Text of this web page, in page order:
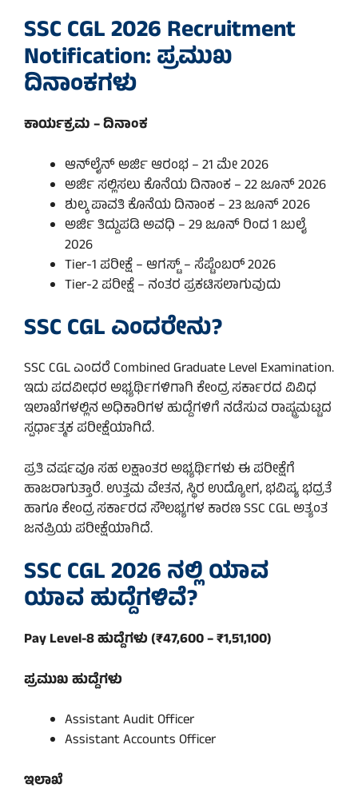
SSC CGL 2026 Recruitment
Notification: ಪ್ರಮುಖ
ದಿನಾಂಕಗಳು
ಕಾರ್ಯಕ್ರಮ – ದಿನಾಂಕ
ಆನ್‌ಲೈನ್ ಅರ್ಜಿ ಆರಂಭ – 21 ಮೇ 2026
ಅರ್ಜಿ ಸಲ್ಲಿಸಲು ಕೊನೆಯ ದಿನಾಂಕ – 22 ಜೂನ್ 2026
ಶುಲ್ಕ ಪಾವತಿ ಕೊನೆಯ ದಿನಾಂಕ – 23 ಜೂನ್ 2026
ಅರ್ಜಿ ತಿದ್ದುಪಡಿ ಅವಧಿ – 29 ಜೂನ್ ರಿಂದ 1 ಜುಲೈ
2026
Tier-1 ಪರೀಕ್ಷೆ – ಆಗಸ್ಟ್ – ಸೆಪ್ಟೆಂಬರ್ 2026
Tier-2 ಪರೀಕ್ಷೆ – ನಂತರ ಪ್ರಕಟಿಸಲಾಗುವುದು
SSC CGL ಎಂದರೇನು?
SSC CGL ಎಂದರೆ Combined Graduate Level Examination.
ಇದು ಪದವೀಧರ ಅಭ್ಯರ್ಥಿಗಳಿಗಾಗಿ ಕೇಂದ್ರ ಸರ್ಕಾರದ ವಿವಿಧ
ಇಲಾಖೆಗಳಲ್ಲಿನ ಅಧಿಕಾರಿಗಳ ಹುದ್ದೆಗಳಿಗೆ ನಡೆಸುವ ರಾಷ್ಟ್ರಮಟ್ಟದ
ಸ್ಪರ್ಧಾತ್ಮಕ ಪರೀಕ್ಷೆಯಾಗಿದೆ.
ಪ್ರತಿ ವರ್ಷವೂ ಸಹ ಲಕ್ಷಾಂತರ ಅಭ್ಯರ್ಥಿಗಳು ಈ ಪರೀಕ್ಷೆಗೆ
ಹಾಜರಾಗುತ್ತಾರೆ. ಉತ್ತಮ ವೇತನ, ಸ್ಥಿರ ಉದ್ಯೋಗ, ಭವಿಷ್ಯ ಭದ್ರತೆ
ಹಾಗೂ ಕೇಂದ್ರ ಸರ್ಕಾರದ ಸೌಲಭ್ಯಗಳ ಕಾರಣ SSC CGL ಅತ್ಯಂತ
ಜನಪ್ರಿಯ ಪರೀಕ್ಷೆಯಾಗಿದೆ.
SSC CGL 2026 ನಲ್ಲಿ ಯಾವ
ಯಾವ ಹುದ್ದೆಗಳಿವೆ?
Pay Level-8 ಹುದ್ದೆಗಳು (₹47,600 – ₹1,51,100)
ಪ್ರಮುಖ ಹುದ್ದೆಗಳು
Assistant Audit Officer
Assistant Accounts Officer
ಇಲಾಖೆ